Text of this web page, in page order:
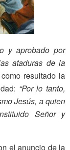
y aprobado por
ataduras de la
resultado la
“Por lo tanto,
Jesús, a quien
Señor y
elanuncio de la